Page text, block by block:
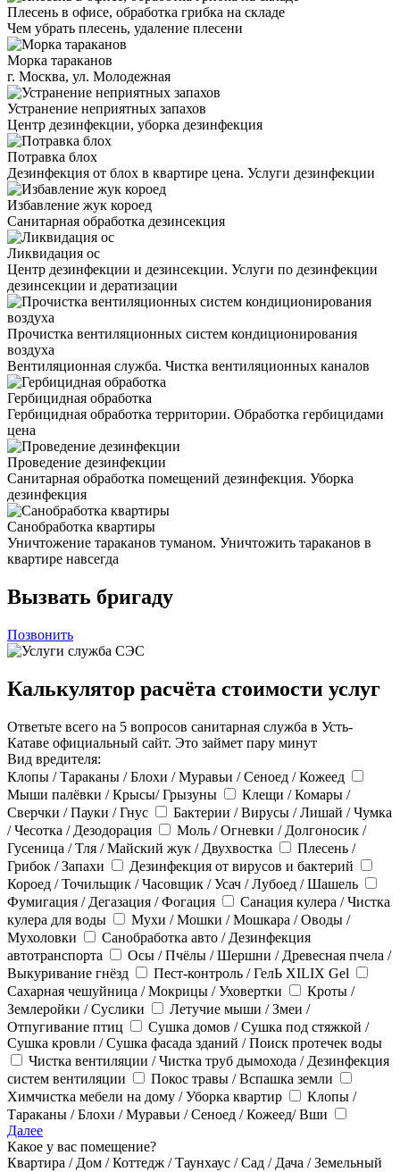
Плесень в офисе, обработка грибка на складе
Чем убрать плесень, удаление плесени
Морка тараканов
г. Москва, ул. Молодежная
Устранение неприятных запахов
Центр дезинфекции, уборка дезинфекция
Потравка блох
Дезинфекция от блох в квартире цена. Услуги дезинфекции
Избавление жук короед
Санитарная обработка дезинсекция
Ликвидация ос
Центр дезинфекции и дезинсекции. Услуги по дезинфекции
дезинсекции и дератизации
Прочистка вентиляционных систем кондиционирования
воздуха
Вентиляционная служба. Чистка вентиляционных каналов
Гербицидная обработка
Гербицидная обработка территории. Обработка гербицидами
цена
Проведение дезинфекции
Санитарная обработка помещений дезинфекция. Уборка
дезинфекция
Санобработка квартиры
Уничтожение тараканов туманом. Уничтожить тараканов в
квартире навсегда
Вызвать бригаду
Позвонить
Калькулятор расчёта стоимости услуг
Ответьте всего на 5 вопросов санитарная служба в Усть-
Катаве официальный сайт. Это займет пару минут
Вид вредителя:
Клопы / Тараканы / Блохи / Муравьи / Сеноед / Кожеед
Мыши палёвки / Крысы/ Грызуны
Клещи / Комары /
Сверчки / Пауки / Гнус
Бактерии / Вирусы / Лишай / Чумка
/ Чесотка / Дезодорация
Моль / Огневки / Долгоносик /
Гусеница / Тля / Майский жук / Двухвостка
Плесень /
Грибок / Запахи
Дезинфекция от вирусов и бактерий
Короед / Точильщик / Часовщик / Усач / Лубоед / Шашель
Фумигация / Дегазация / Фогация
Санация кулера / Чистка
кулера для воды
Мухи / Мошки / Мошкара / Оводы /
Мухоловки
Санобработка авто / Дезинфекция
автотранспорта
Осы / Пчёлы / Шершни / Древесная пчела /
Выкуривание гнёзд
Пест-контроль / ГелЬ XILIX Gel
Сахарная чешуйница / Мокрицы / Уховертки
Кроты /
Землеройки / Суслики
Летучие мыши / Змеи /
Отпугивание птиц
Сушка домов / Сушка под стяжкой /
Сушка кровли / Сушка фасада зданий / Поиск протечек воды
Чистка вентиляции / Чистка труб дымохода / Дезинфекция
систем вентиляции
Покос травы / Вспашка земли
Химчистка мебели на дому / Уборка квартир
Клопы /
Тараканы / Блохи / Муравьи / Сеноед / Кожеед/ Вши
Далее
Какое у вас помещение?
Квартира / Дом / Коттедж / Таунхаус / Сад / Дача / Земельный